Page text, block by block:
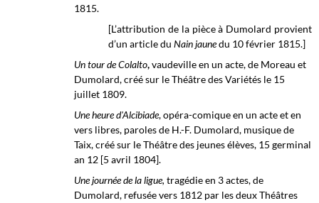
1815.
[L’attribution de la pièce à Dumolard provient
d’un article du Nain jaunedu 10 février 1815.]
Un tour de Colalto,vaudeville en un acte, de Moreau et
Dumolard, créé sur leThéâtre des Variétés le 15
juillet 1809.
Une heure d'Alcibiade, opéra-comique en un acte et en
vers libres, paroles de H.-F. Dumolard, musique de
Taix, créé sur le Théâtre des jeunes élèves, 15 germinal
an 12 [5 avril 1804].
Une journée de la ligue, tragédie en 3 actes, de
Dumolard, refusée vers 1812 par les deux Théâtres